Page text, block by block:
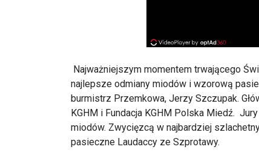
Najważniejszym momentem trwającego
najlepsze odmiany miodów i wzorową
burmistrz Przemkowa, Jerzy Szczupak.
KGHM i Fundacja KGHM Polska Miedź.
miodów. Zwycięzcą w najbardziej
pasieczne Laudaccy ze Szprotawy.